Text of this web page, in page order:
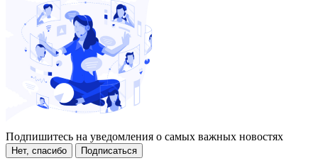
Подпишитесь на уведомления о самых важных новостях
Нет, спасибо Подписаться